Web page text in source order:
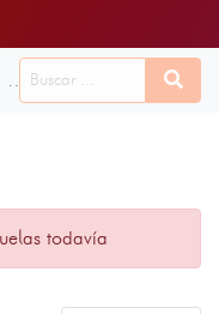
16 ABRIL 2025
todavía